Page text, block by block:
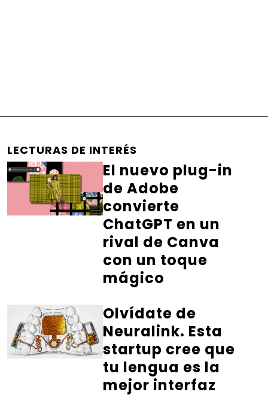
LECTURAS DE INTERÉS
El nuevo plug-in
de Adobe
convierte
ChatGPT en un
rival de Canva
con un toque
mágico
Olvídate de
Neuralink. Esta
startup cree que
tu lengua es la
mejor interfaz